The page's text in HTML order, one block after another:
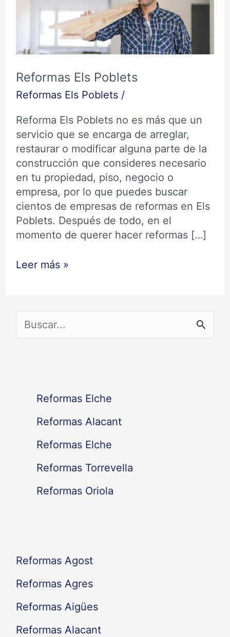
Reformas Els Poblets
Reformas Els Poblets/
Reforma Els Poblets no es más que un
servicio que se encarga de arreglar,
restaurar o modificar alguna parte de la
construcción que consideres necesario
en tu propiedad, piso, negocio o
empresa, por lo que puedes buscar
cientos de empresas de reformas en Els
Poblets. Después de todo, en el
momento de querer hacer reformas […]
Leer más »
Reformas Elche
Reformas Alacant
Reformas Elche
Reformas Torrevella
Reformas Oriola
Reformas Agost
Reformas Agres
Reformas Aigües
Reformas Alacant